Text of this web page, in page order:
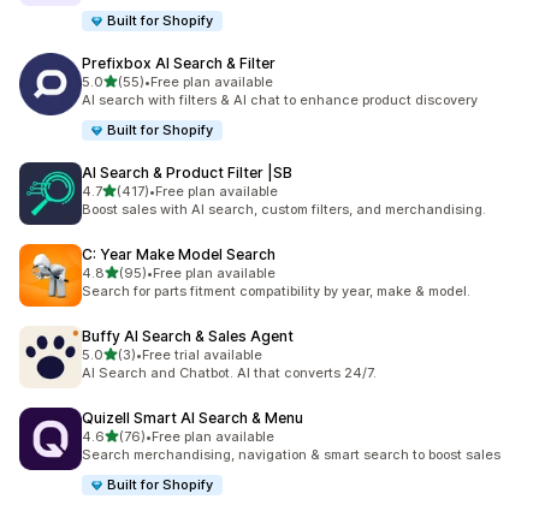
Built for Shopify
Prefixbox AI Search & Filter
5.05つ星中
(55)
合計レビュー数：55件
•Free plan available
AI search with filters & AI chat to enhance product discovery
Built for Shopify
AI Search & Product Filter |SB
4.75つ星中
(417)
合計レビュー数：417件
•Free plan available
Boost sales with AI search, custom filters, and merchandising.
C: Year Make Model Search
4.85つ星中
(95)
合計レビュー数：95件
•Free plan available
Search for parts fitment compatibility by year, make & model.
Buffy AI Search & Sales Agent
5.05つ星中
(3)
合計レビュー数：3件
•Free trial available
AI Search and Chatbot. AI that converts 24/7.
Quizell Smart AI Search & Menu
4.65つ星中
(76)
合計レビュー数：76件
•Free plan available
Search merchandising, navigation & smart search to boost sales
Built for Shopify